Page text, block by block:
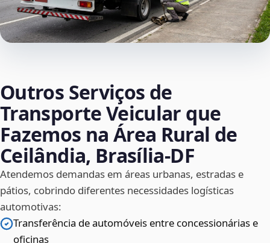
Outros Serviços de
Transporte Veicular que
Fazemos na Área Rural de
Ceilândia, Brasília‑DF
Atendemos demandas em áreas urbanas, estradas e
pátios, cobrindo diferentes necessidades logísticas
automotivas:
Transferência de automóveis entre concessionárias e
oficinas